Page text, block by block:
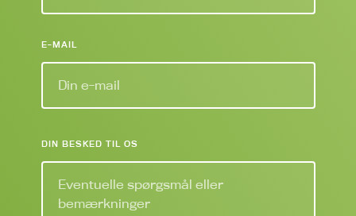
E-MAIL
DIN BESKED TIL OS